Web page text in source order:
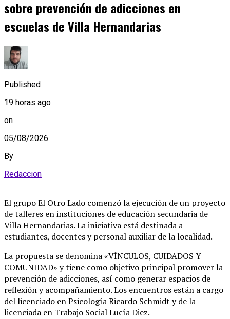
sobre prevención de adicciones en
escuelas de Villa Hernandarias
Published
19 horas ago
on
05/08/2026
By
Redaccion
El grupo El Otro Lado comenzó la ejecución de un proyecto
de talleres en instituciones de educación secundaria de
Villa Hernandarias. La iniciativa está destinada a
estudiantes, docentes y personal auxiliar de la localidad.
La propuesta se denomina «VÍNCULOS, CUIDADOS Y
COMUNIDAD» y tiene como objetivo principal promover la
prevención de adicciones, así como generar espacios de
reflexión y acompañamiento. Los encuentros están a cargo
del licenciado en Psicología Ricardo Schmidt y de la
licenciada en Trabajo Social Lucía Diez.